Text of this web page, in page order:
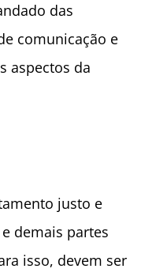
das
comunicação e
aspectos da
justo e
demais partes
isso, devem ser